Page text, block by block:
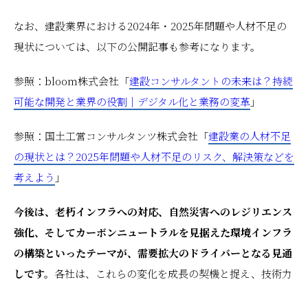
なお、建設業界における2024年・2025年問題や人材不足の
現状については、以下の公開記事も参考になります。
参照：bloom株式会社「建設コンサルタントの未来は？持続
可能な開発と業界の役割｜デジタル化と業務の変革」
参照：国土工営コンサルタンツ株式会社「建設業の人材不足
の現状とは？2025年問題や人材不足のリスク、解決策などを
考えよう 」
今後は、老朽インフラへの対応、自然災害へのレジリエンス
強化、そしてカーボンニュートラルを見据えた環境インフラ
の構築といったテーマが、需要拡大のドライバーとなる見通
しです。 各社は、これらの変化を成長の契機と捉え、技術力